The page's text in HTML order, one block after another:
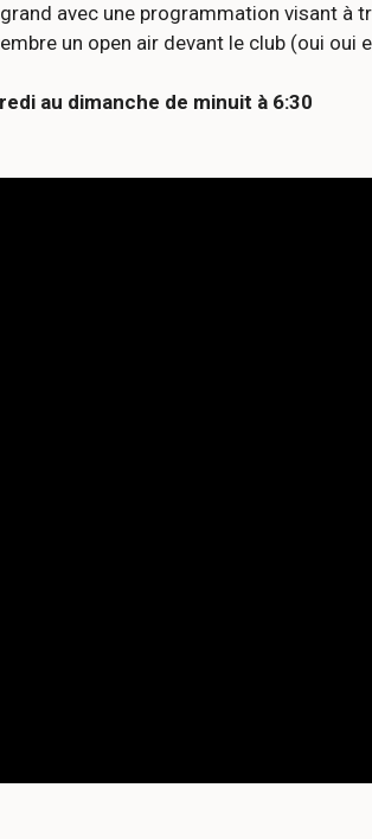
avec une programmation visant
un open air devant le club (oui
au dimanche de minuit à 6:30